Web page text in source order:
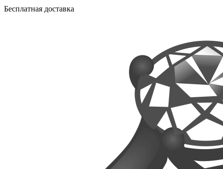
Бесплатная доставка